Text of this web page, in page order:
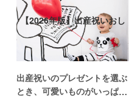
【2026年版】出産祝いおし
ゃれなプ…
出産祝いのプレゼントを選ぶ
とき、可愛いものがいっぱい